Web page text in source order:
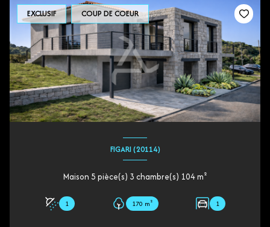
EXCLUSIF COUP DE COEUR
FIGARI (20114)
Maison 5 pièce(s) 3 chambre(s) 104 m²
1 170 m² 1